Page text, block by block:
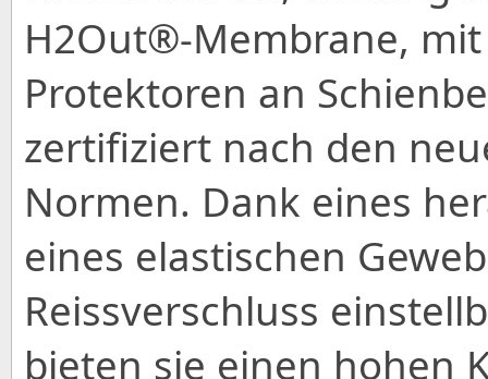
H2Out®-Membrane,
Protektoren an
zertifiziert nach den
Normen. Dank eines
eines elastischen
Reissverschluss
bieten sie einen hohen